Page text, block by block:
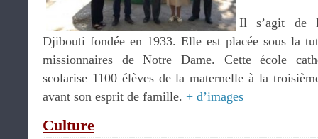
Il s’agit de
Djibouti fondée en 1933. Elle est placée sous la
missionnaires de Notre Dame. Cette école
scolarise 1100 élèves de la maternelle à la
avant son esprit de famille. + d’images
Culture